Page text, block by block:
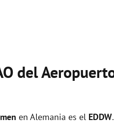
del
en Alemania es el EDDW.